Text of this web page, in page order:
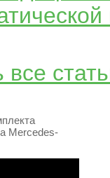
все
Mercedes-